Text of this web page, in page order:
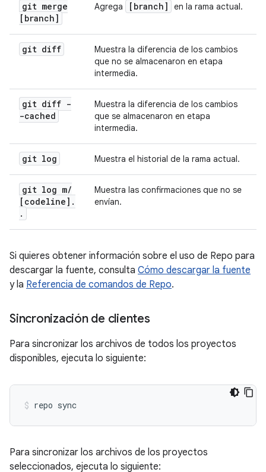
git merge
[branch]
Agrega [branch] en la rama actual.
git diff
Muestra la diferencia de los cambios
que no se almacenaron en etapa
intermedia.
git diff -
-cached
Muestra la diferencia de los cambios
que se almacenaron en etapa
intermedia.
git log Muestra el historial de la rama actual.
git log m/
[codeline] .
.
Muestra las confirmaciones que no se
envían.
Si quieres obtener información sobre el uso de Repo para
descargar la fuente, consulta Cómo descargar la fuente
y la Referencia de comandos de Repo.
Sincronización de clientes
Para sincronizar los archivos de todos los proyectos
disponibles, ejecuta lo siguiente:
repo sync
Para sincronizar los archivos de los proyectos
seleccionados, ejecuta lo siguiente: